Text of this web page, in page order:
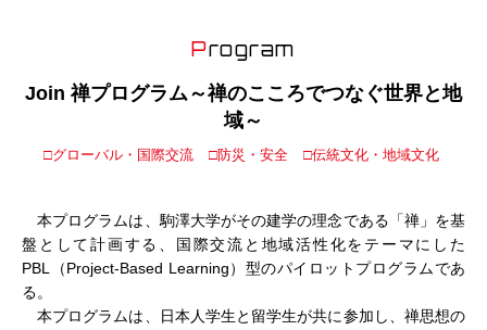
Program
Join 禅プログラム～禅のこころでつなぐ世界と地
域～
□グローバル・国際交流 □防災・安全 □伝統文化・地域文化
本プログラムは、駒澤大学がその建学の理念である「禅」を基
盤として計画する、国際交流と地域活性化をテーマにした
PBL（Project-Based Learning）型のパイロットプログラムであ
る。
本プログラムは、日本人学生と留学生が共に参加し、禅思想の